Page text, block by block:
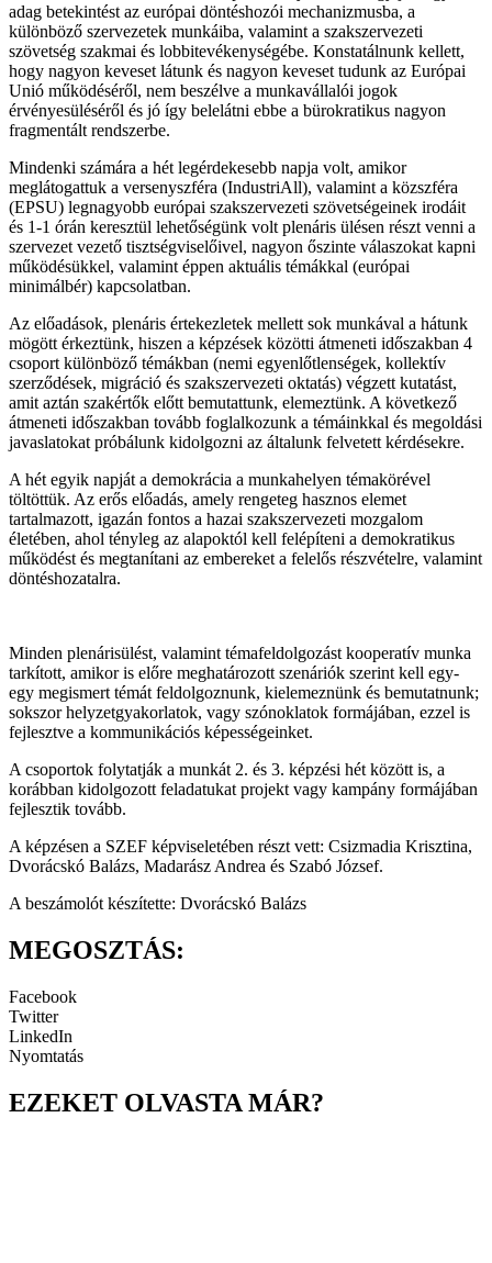
adag betekintést az európai döntéshozói mechanizmusba, a
különböző szervezetek munkáiba, valamint a szakszervezeti
szövetség szakmai és lobbitevékenységébe. Konstatálnunk kellett,
hogy nagyon keveset látunk és nagyon keveset tudunk az Európai
Unió működéséről, nem beszélve a munkavállalói jogok
érvényesüléséről és jó így belelátni ebbe a bürokratikus nagyon
fragmentált rendszerbe.
Mindenki számára a hét legérdekesebb napja volt, amikor
meglátogattuk a versenyszféra (IndustriAll), valamint a közszféra
(EPSU) legnagyobb európai szakszervezeti szövetségeinek irodáit
és 1-1 órán keresztül lehetőségünk volt plenáris ülésen részt venni a
szervezet vezető tisztségviselőivel, nagyon őszinte válaszokat kapni
működésükkel, valamint éppen aktuális témákkal (európai
minimálbér) kapcsolatban.
Az előadások, plenáris értekezletek mellett sok munkával a hátunk
mögött érkeztünk, hiszen a képzések közötti átmeneti időszakban 4
csoport különböző témákban (nemi egyenlőtlenségek, kollektív
szerződések, migráció és szakszervezeti oktatás) végzett kutatást,
amit aztán szakértők előtt bemutattunk, elemeztünk. A következő
átmeneti időszakban tovább foglalkozunk a témáinkkal és megoldási
javaslatokat próbálunk kidolgozni az általunk felvetett kérdésekre.
A hét egyik napját a demokrácia a munkahelyen témakörével
töltöttük. Az erős előadás, amely rengeteg hasznos elemet
tartalmazott, igazán fontos a hazai szakszervezeti mozgalom
életében, ahol tényleg az alapoktól kell felépíteni a demokratikus
működést és megtanítani az embereket a felelős részvételre, valamint
döntéshozatalra.
Minden plenárisülést, valamint témafeldolgozást kooperatív munka
tarkított, amikor is előre meghatározott szenáriók szerint kell egy-
egy megismert témát feldolgoznunk, kielemeznünk és bemutatnunk;
sokszor helyzetgyakorlatok, vagy szónoklatok formájában, ezzel is
fejlesztve a kommunikációs képességeinket.
A csoportok folytatják a munkát 2. és 3. képzési hét között is, a
korábban kidolgozott feladatukat projekt vagy kampány formájában
fejlesztik tovább.
A képzésen a SZEF képviseletében részt vett: Csizmadia Krisztina,
Dvorácskó Balázs, Madarász Andrea és Szabó József.
A beszámolót készítette: Dvorácskó Balázs
MEGOSZTÁS:
Facebook
Twitter
LinkedIn
Nyomtatás
EZEKET OLVASTA MÁR?